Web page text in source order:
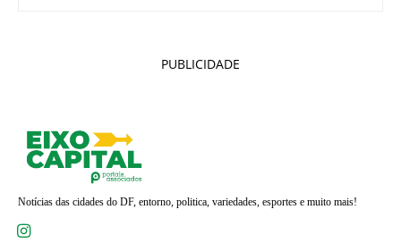
PUBLICIDADE
Notícias das cidades do DF, entorno, politica, variedades, esportes e muito mais!